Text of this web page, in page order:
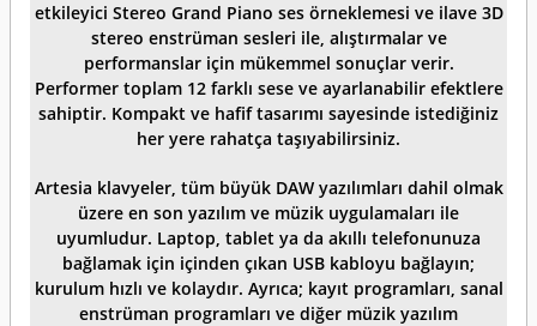
etkileyici Stereo Grand Piano ses örneklemesi ve ilave 3D
stereo enstrüman sesleri ile, alıştırmalar ve
performanslar için mükemmel sonuçlar verir.
Performer toplam 12 farklı sese ve ayarlanabilir efektlere
sahiptir. Kompakt ve hafif tasarımı sayesinde istediğiniz
her yere rahatça taşıyabilirsiniz.
Artesia klavyeler, tüm büyük DAW yazılımları dahil olmak
üzere en son yazılım ve müzik uygulamaları ile
uyumludur. Laptop, tablet ya da akıllı telefonunuza
bağlamak için içinden çıkan USB kabloyu bağlayın;
kurulum hızlı ve kolaydır. Ayrıca; kayıt programları, sanal
enstrüman programları ve diğer müzik yazılım